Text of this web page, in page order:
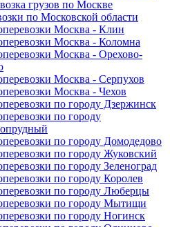
грузов по Москве
по Московской области
Москва - Клин
Москва - Коломна
Москва - Орехово-
Москва - Серпухов
Москва - Чехов
по городу Дзержинск
по городу
по городу Домодедово
по городу Жуковский
по городу Зеленоград
по городу Королев
по городу Люберцы
по городу Мытищи
по городу Ногинск